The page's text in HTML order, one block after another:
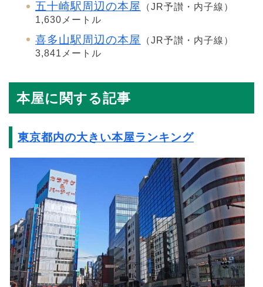
五十崎駅周辺の本屋
（JR予讃・内子線）
1,630メートル
喜多山駅周辺の本屋
（JR予讃・内子線）
3,841メートル
本屋に関する記事
東京都内の大きい本屋ランキング